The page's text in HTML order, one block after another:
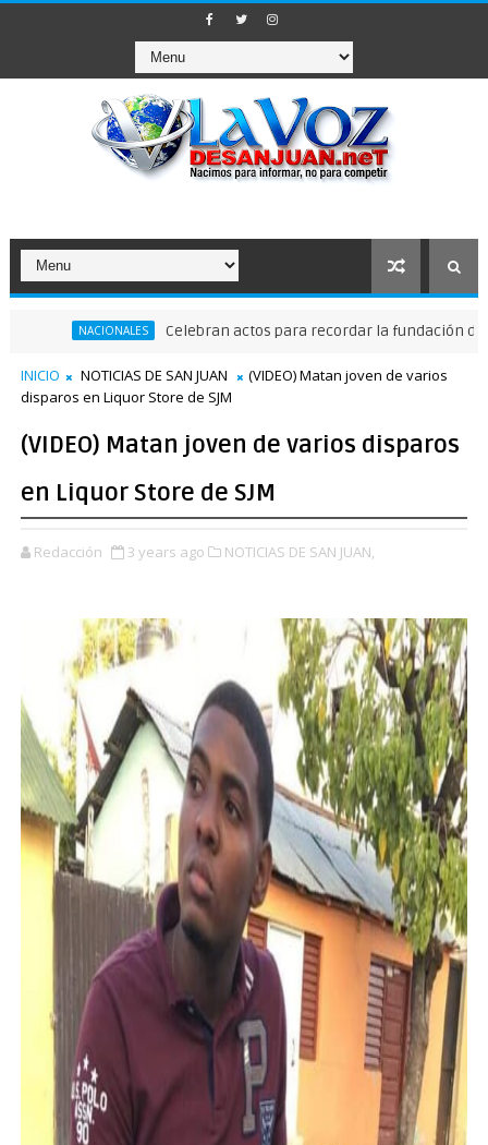
Celebran actos para recordar la fundación de Santo
INICIO NOTICIAS DE SAN JUAN
(VIDEO) Matan joven de varios
disparos en Liquor Store de SJM
(VIDEO) Matan joven de varios disparos
en Liquor Store de SJM
Redacción 3 years ago NOTICIAS DE SAN JUAN,